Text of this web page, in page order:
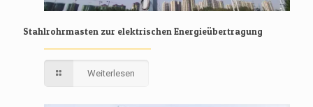
Stahlrohrmasten zur elektrischen Energieübertragung
Weiterlesen